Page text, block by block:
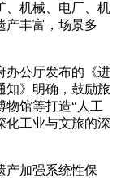
、机械、电厂、机
产丰富，场景多
办公厅发布的《进
知》明确，鼓励旅
物馆等打造“人工
化工业与文旅的深
产加强系统性保